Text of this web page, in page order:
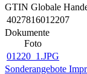
GTIN Globale
4027816012207
Dokumente
Foto
01220_1.JPG
Sonderangebote